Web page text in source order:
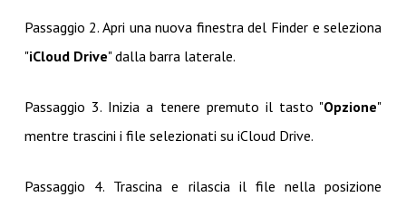
Passaggio 2. Apri una nuova finestra del Finder e seleziona
"iCloud Drive" dalla barra laterale.
Passaggio 3. Inizia a tenere premuto il tasto "Opzione"
mentre trascini i file selezionati su iCloud Drive.
Passaggio 4. Trascina e rilascia il file nella posizione